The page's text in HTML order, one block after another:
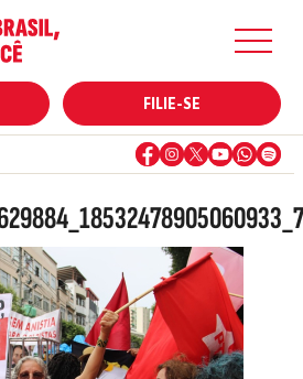
FILIE-SE